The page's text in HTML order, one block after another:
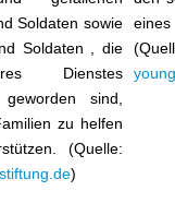
Soldaten sowie
Soldaten , die
Dienstes
sind,
zu helfen
(Quelle:
)